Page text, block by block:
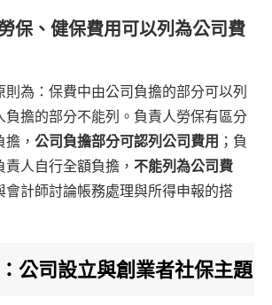
保、健保費用可以列為公司費
則為：保費中由公司負擔的部分可以列
負擔的部分不能列。負責人勞保有區分
， 公司負擔部分可認列公司費用 ；負
人自行全額負擔， 不能列為公司費
會計師討論帳務處理與所得申報的搭
公司設立與創業者社保主題